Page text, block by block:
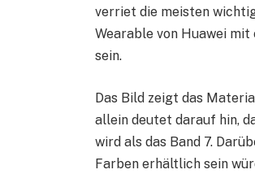
verriet die meisten
Wearable von Huawei
sein.
Das Bild zeigt das
allein deutet darauf hin,
wird als das Band 7.
Farben erhältlich sein